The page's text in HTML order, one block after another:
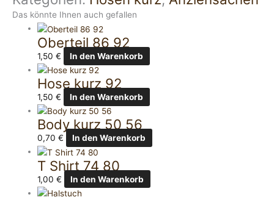
Das könnte Ihnen auch gefallen
Oberteil 86 92
1,50€ In den Warenkorb
Hose kurz 92
1,50€ In den Warenkorb
Body kurz 50 56
0,70€ In den Warenkorb
T Shirt 74 80
1,00€ In den Warenkorb